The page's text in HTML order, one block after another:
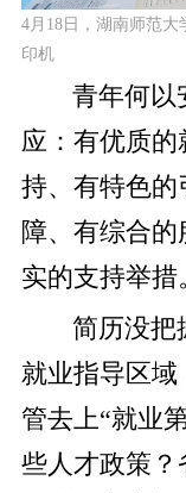
4月18日，湖南师范
印机
青年何以
应：有优质
持、有特色的
障、有综合
实的支持举措
简历没把
就业指导区
管去上“就业
些人才政策